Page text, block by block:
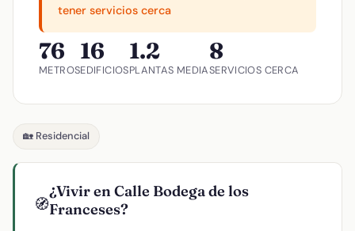
tener servicios cerca
76
METROS
16
EDIFICIOS
1.2
PLANTAS MEDIA
8
SERVICIOS CERCA
🏡 Residencial
🧭
¿Vivir en Calle Bodega de los
Franceses?